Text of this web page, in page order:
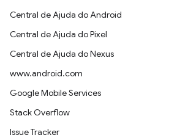
Central de Ajuda do Android
Central de Ajuda do Pixel
Central de Ajuda do Nexus
www.android.com
Google Mobile Services
Stack Overflow
Issue Tracker